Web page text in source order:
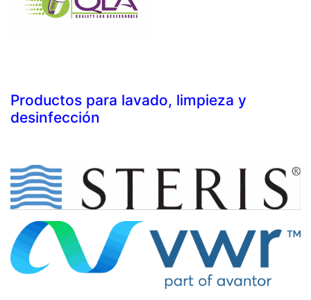
Productos para lavado, limpieza y
desinfección